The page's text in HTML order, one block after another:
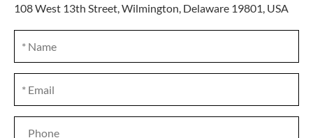
108 West 13th Street, Wilmington, Delaware 19801, USA